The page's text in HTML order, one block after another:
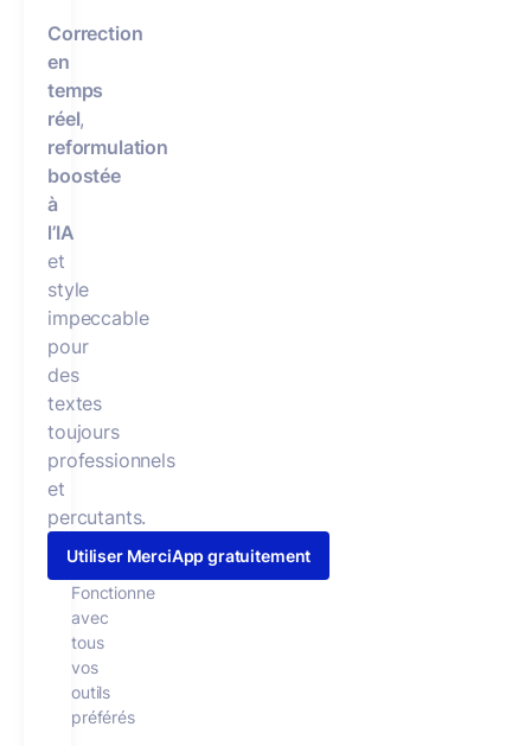
Correction
en
temps
réel,
reformulation
boostée
à
l’IA
et
style
impeccable
pour
des
textes
toujours
professionnels
et
percutants.
Utiliser MerciApp gratuitement
Fonctionne
avec
tous
vos
outils
préférés